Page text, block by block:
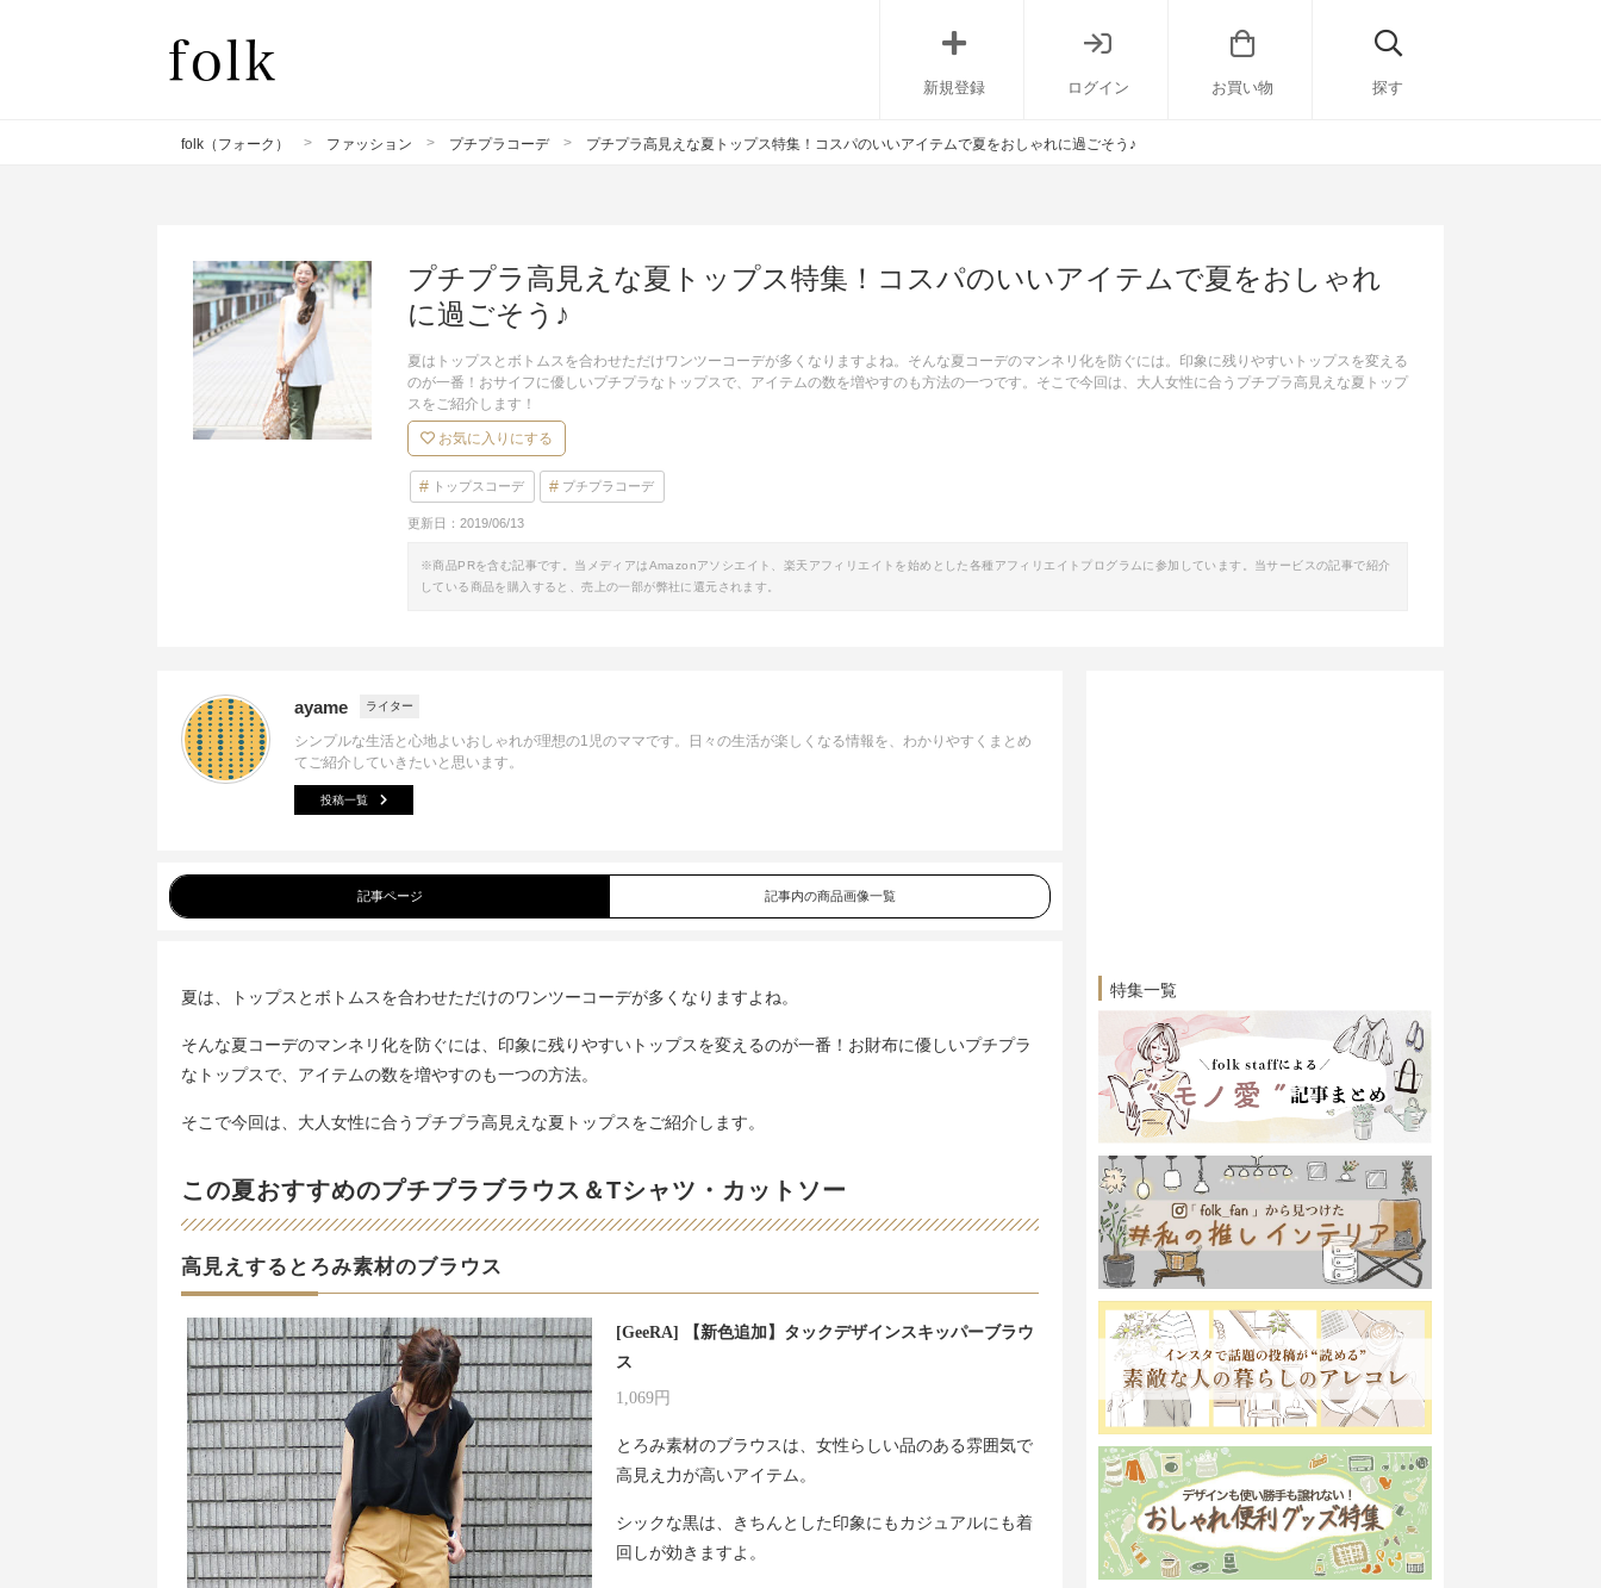
新規登録 ログイン お買い物 探す
folk（フォーク） ファッション プチプラコーデ プチプラ高見えな夏トップス特集！コスパのいいアイテムで夏をおしゃれに過ごそう♪
プチプラ高見えな夏トップス特集！コスパのいいアイテムで夏をおしゃれ
に過ごそう♪
夏はトップスとボトムスを合わせただけワンツーコーデが多くなりますよね。そんな夏コーデのマンネリ化を防ぐには。印象に残りやすいトップスを変える
のが一番！おサイフに優しいプチプラなトップスで、アイテムの数を増やすのも方法の一つです。そこで今回は、大人女性に合うプチプラ高見えな夏トップ
スをご紹介します！
お気に入りにする
トップスコーデ プチプラコーデ
更新日： 2019/06/13
※商品PRを含む記事です。当メディアはAmazonアソシエイト、楽天アフィリエイトを始めとした各種アフィリエイトプログラムに参加しています。当サービスの記事で紹介
している商品を購入すると、売上の一部が弊社に還元されます。
ayame ライター
シンプルな生活と心地よいおしゃれが理想の1児のママです。日々の生活が楽しくなる情報を、わかりやすくまとめ
てご紹介していきたいと思います。
投稿一覧
記事ページ 記事内の商品画像一覧
夏は、トップスとボトムスを合わせただけのワンツーコーデが多くなりますよね。
そんな夏コーデのマンネリ化を防ぐには、印象に残りやすいトップスを変えるのが一番！お財布に優しいプチプラ
なトップスで、アイテムの数を増やすのも一つの方法。
そこで今回は、大人女性に合うプチプラ高見えな夏トップスをご紹介します。
この夏おすすめのプチプラブラウス＆Tシャツ・カットソー
高見えするとろみ素材のブラウス
[GeeRA] 【新色追加】タックデザインスキッパーブラウ
ス
1,069円
とろみ素材のブラウスは、女性らしい品のある雰囲気で
高見え力が高いアイテム。
シックな黒は、きちんとした印象にもカジュアルにも着
回しが効きますよ。
特集一覧